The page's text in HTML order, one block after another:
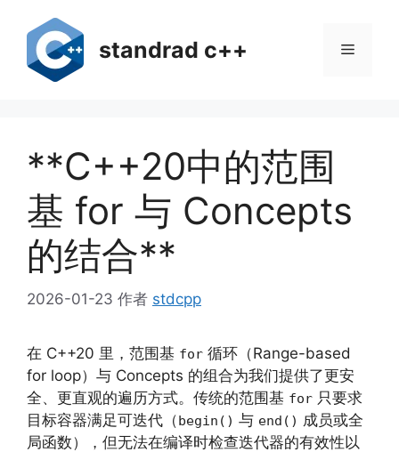
standrad c++ 菜
**C++20中的范围
基 for 与 Concepts
的结合**
2026-01-23 作者 stdcpp
在 C++20 里，范围基 for 循环（Range-based
for loop）与 Concepts 的组合为我们提供了更安
全、更直观的遍历方式。传统的范围基 for 只要求
目标容器满足可迭代（begin() 与 end() 成员或全
局函数），但无法在编译时检查迭代器的有效性以